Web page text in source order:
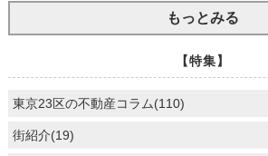
もっとみる
【特集】
東京23区の不動産コラム(110)
街紹介(19)